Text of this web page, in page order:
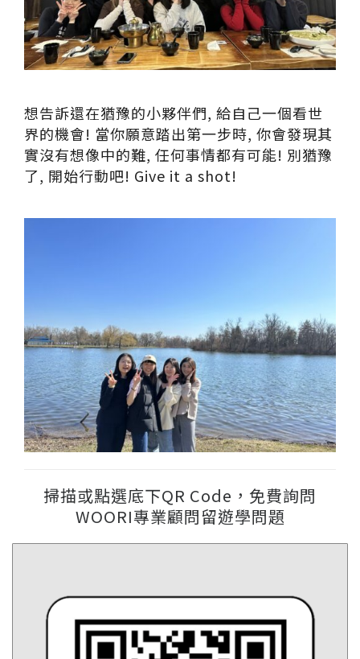
想告訴還在猶豫的小夥伴們, 給自己一個看世
界的機會! 當你願意踏出第一步時, 你會發現其
實沒有想像中的難, 任何事情都有可能! 別猶豫
了, 開始行動吧! Give it a shot!
掃描或點選底下QR Code，免費詢問
WOORI專業顧問留遊學問題